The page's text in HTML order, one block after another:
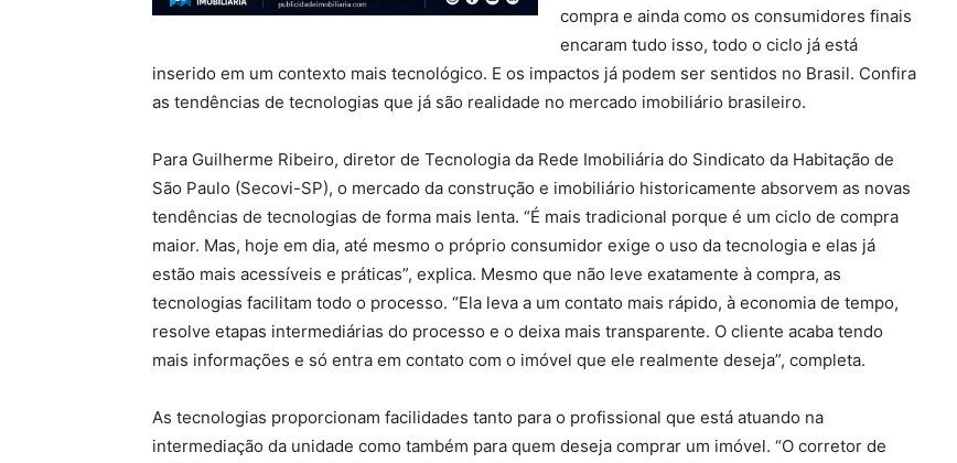
compra e ainda como os consumidores finais
encaram tudo isso, todo o ciclo já está
inserido em um contexto mais tecnológico. E os impactos já podem ser sentidos no Brasil. Confira
as tendências de tecnologias que já são realidade no mercado imobiliário brasileiro.
Para Guilherme Ribeiro, diretor de Tecnologia da Rede Imobiliária do Sindicato da Habitação de
São Paulo (Secovi-SP), o mercado da construção e imobiliário historicamente absorvem as novas
tendências de tecnologias de forma mais lenta. “É mais tradicional porque é um ciclo de compra
maior. Mas, hoje em dia, até mesmo o próprio consumidor exige o uso da tecnologia e elas já
estão mais acessíveis e práticas”, explica. Mesmo que não leve exatamente à compra, as
tecnologias facilitam todo o processo. “Ela leva a um contato mais rápido, à economia de tempo,
resolve etapas intermediárias do processo e o deixa mais transparente. O cliente acaba tendo
mais informações e só entra em contato com o imóvel que ele realmente deseja”, completa.
As tecnologias proporcionam facilidades tanto para o profissional que está atuando na
intermediação da unidade como também para quem deseja comprar um imóvel. “O corretor de